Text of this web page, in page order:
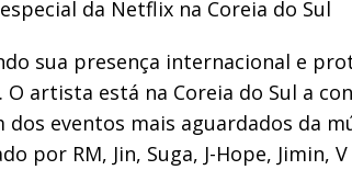
da Netflix na Coreia do Sul
sua presença internacional e
artista está na Coreia do Sul a
eventos mais aguardados da
por RM, Jin, Suga, J-Hope, Jimin,